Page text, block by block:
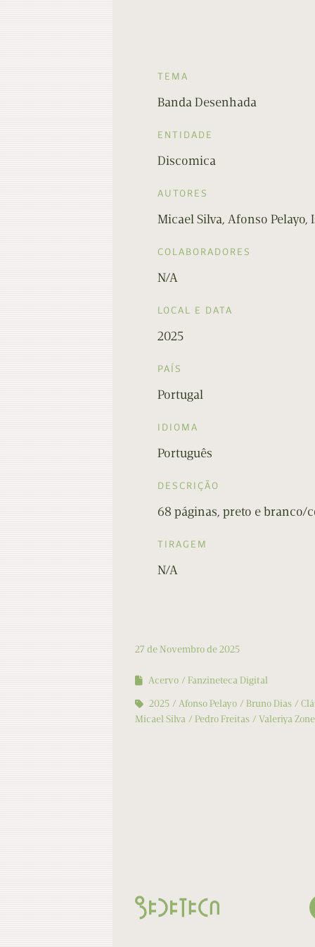
TEMA
Banda Desenhada
ENTIDADE
Discomica
AUTORES
Micael Silva, Afonso Pelayo,
COLABORADORES
N/A
LOCAL E DATA
2025
PAÍS
Portugal
IDIOMA
Português
DESCRIÇÃO
68 páginas, preto e branco/
TIRAGEM
N/A
27 de Novembro de 2025
Acervo
Fanzineteca Digital
2025
Afonso Pelayo Bruno Dias
Micael Silva
Pedro Freitas Valeriya